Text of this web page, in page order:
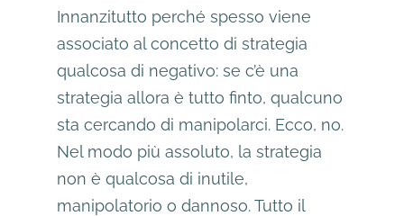
Innanzitutto perché spesso viene
associato al concetto di strategia
qualcosa di negativo: se c’è una
strategia allora è tutto finto, qualcuno
sta cercando di manipolarci. Ecco, no.
Nel modo più assoluto, la strategia
non è qualcosa di inutile,
manipolatorio o dannoso. Tutto il